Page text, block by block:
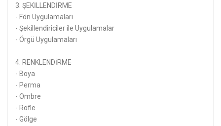
3. ŞEKİLLENDİRME
- Fön Uygulamaları
- Şekillendiriciler ile Uygulamalar
- Örgü Uygulamaları
4. RENKLENDİRME
- Boya
- Perma
- Ombre
- Röfle
- Gölge